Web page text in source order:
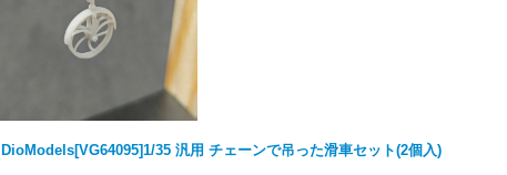
35 汎用 チェーンで吊った滑車セット(2個入)